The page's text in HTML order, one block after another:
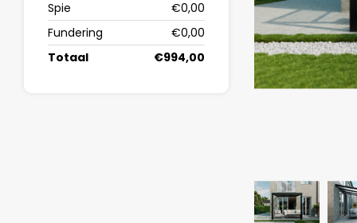
Spie
€0,00
Fundering
€0,00
Totaal
€994,00